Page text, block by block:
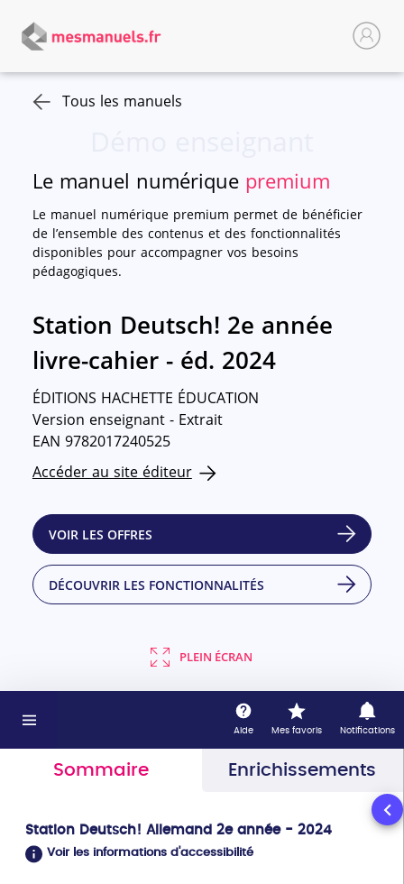
Tous les manuels
Le manuel numérique premium
Le manuel numérique premium permet de bénéficier
de l’ensemble des contenus et des fonctionnalités
disponibles pour accompagner vos besoins
pédagogiques.
Station Deutsch! 2e année
livre-cahier - éd. 2024
ÉDITIONS HACHETTE ÉDUCATION
Version enseignant - Extrait
EAN 9782017240525
Accéder au site éditeur
VOIR LES OFFRES
DÉCOUVRIR LES FONCTIONNALITÉS
PLEIN ÉCRAN